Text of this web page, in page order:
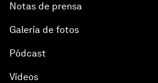
Notas de prensa
Galería de fotos
Pódcast
Vídeos